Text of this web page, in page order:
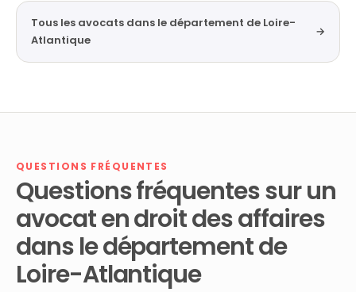
Tous les avocats dans le département de Loire-
Atlantique
→
QUESTIONS FRÉQUENTES
Questions fréquentes sur un
avocat en droit des affaires
dans le département de
Loire-Atlantique